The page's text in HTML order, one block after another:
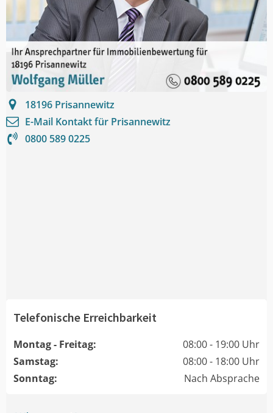
18196 Prisannewitz
E-Mail Kontakt für Prisannewitz
0800 589 0225
Telefonische Erreichbarkeit
Montag - Freitag:
08:00 - 19:00 Uhr
Samstag:
08:00 - 18:00 Uhr
Sonntag:
Nach Absprache